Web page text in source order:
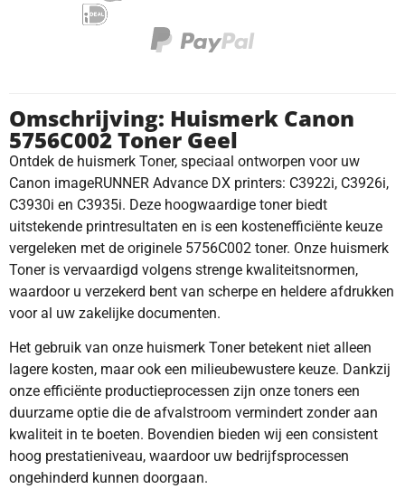
Omschrijving: Huismerk Canon
5756C002 Toner Geel
Ontdek de huismerk Toner, speciaal ontworpen voor uw
Canon imageRUNNER Advance DX printers: C3922i, C3926i,
C3930i en C3935i. Deze hoogwaardige toner biedt
uitstekende printresultaten en is een kostenefficiënte keuze
vergeleken met de originele 5756C002 toner. Onze huismerk
Toner is vervaardigd volgens strenge kwaliteitsnormen,
waardoor u verzekerd bent van scherpe en heldere afdrukken
voor al uw zakelijke documenten.
Het gebruik van onze huismerk Toner betekent niet alleen
lagere kosten, maar ook een milieubewustere keuze. Dankzij
onze efficiënte productieprocessen zijn onze toners een
duurzame optie die de afvalstroom vermindert zonder aan
kwaliteit in te boeten. Bovendien bieden wij een consistent
hoog prestatieniveau, waardoor uw bedrijfsprocessen
ongehinderd kunnen doorgaan.